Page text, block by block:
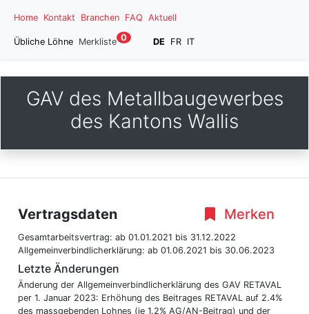
Home Kontakt Branchen FAQ Aktuell
Übliche Löhne Merkliste 0 DE FR IT
GAV des Metallbaugewerbes
des Kantons Wallis
Merken
Vertragsdaten
Gesamtarbeitsvertrag: ab 01.01.2021 bis 31.12.2022
Allgemeinverbindlicherklärung: ab 01.06.2021 bis 30.06.2023
Letzte Änderungen
Änderung der Allgemeinverbindlicherklärung des GAV RETAVAL
per 1. Januar 2023: Erhöhung des Beitrages RETAVAL auf 2.4%
des massgebenden Lohnes (je 1.2% AG/AN-Beitrag) und der